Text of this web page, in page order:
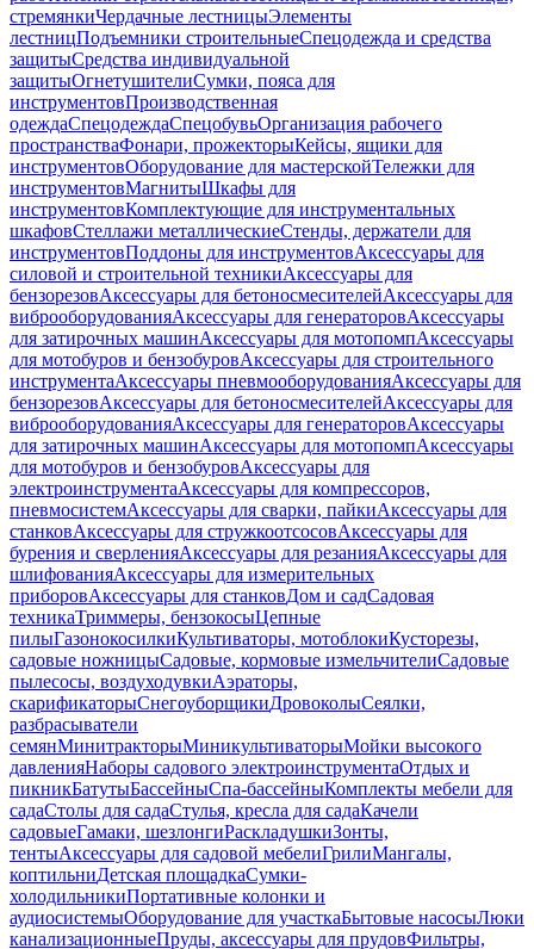
стремянкиЧердачные лестницыЭлементы
лестницПодъемники строительныеСпецодежда и средства
защитыСредства индивидуальной
защитыОгнетушителиСумки, пояса для
инструментовПроизводственная
одеждаСпецодеждаСпецобувьОрганизация рабочего
пространстваФонари, прожекторыКейсы, ящики для
инструментовОборудование для мастерскойТележки для
инструментовМагнитыШкафы для
инструментовКомплектующие для инструментальных
шкафовСтеллажи металлическиеСтенды, держатели для
инструментовПоддоны для инструментовАксессуары для
силовой и строительной техникиАксессуары для
бензорезовАксессуары для бетоносмесителейАксессуары для
виброоборудованияАксессуары для генераторовАксессуары
для затирочных машинАксессуары для мотопомпАксессуары
для мотобуров и бензобуровАксессуары для строительного
инструментаАксессуары пневмооборудованияАксессуары для
бензорезовАксессуары для бетоносмесителейАксессуары для
виброоборудованияАксессуары для генераторовАксессуары
для затирочных машинАксессуары для мотопомпАксессуары
для мотобуров и бензобуровАксессуары для
электроинструментаАксессуары для компрессоров,
пневмосистемАксессуары для сварки, пайкиАксессуары для
станковАксессуары для стружкоотсосовАксессуары для
бурения и сверленияАксессуары для резанияАксессуары для
шлифованияАксессуары для измерительных
приборовАксессуары для станковДом и садСадовая
техникаТриммеры, бензокосыЦепные
пилыГазонокосилкиКультиваторы, мотоблокиКусторезы,
садовые ножницыСадовые, кормовые измельчителиСадовые
пылесосы, воздуходувкиАэраторы,
скарификаторыСнегоуборщикиДровоколыСеялки,
разбрасыватели
семянМинитракторыМиникультиваторыМойки высокого
давленияНаборы садового электроинструментаОтдых и
пикникБатутыБассейныСпа-бассейныКомплекты мебели для
садаСтолы для садаСтулья, кресла для садаКачели
садовыеГамаки, шезлонгиРаскладушкиЗонты,
тентыАксессуары для садовой мебелиГрилиМангалы,
коптильниДетская площадкаСумки-
холодильникиПортативные колонки и
аудиосистемыОборудование для участкаБытовые насосыЛюки
канализационныеПруды, аксессуары для прудовФильтры,